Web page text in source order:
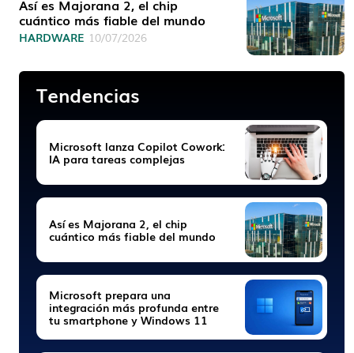
Así es Majorana 2, el chip
cuántico más fiable del mundo
HARDWARE 10/07/2026
Tendencias
Microsoft lanza Copilot Cowork:
IA para tareas complejas
Así es Majorana 2, el chip
cuántico más fiable del mundo
Microsoft prepara una
integración más profunda entre
tu smartphone y Windows 11